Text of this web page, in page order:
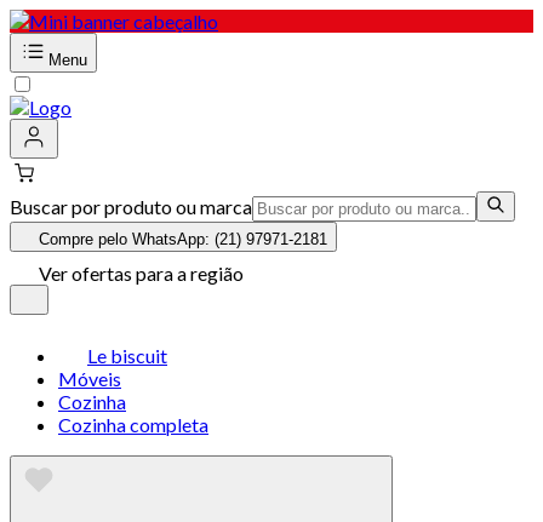
Menu
Buscar por produto ou marca
Compre pelo WhatsApp: (21) 97971-2181
Ver ofertas para a região
Le biscuit
Móveis
Cozinha
Cozinha completa